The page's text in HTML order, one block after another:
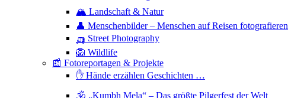
🏔 Landschaft & Natur
👤 Menschenbilder – Menschen auf Reisen fotografieren
🛺 Street Photography
🦁 Wildlife
📰 Fotoreportagen & Projekte
✋ Hände erzählen Geschichten …
🕉 „Kumbh Mela“ – Das größte Pilgerfest der Welt